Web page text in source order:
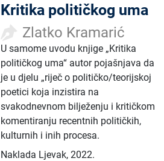
Kritika političkog uma
Zlatko Kramarić
U samome uvodu knjige „Kritika
političkog uma“ autor pojašnjava da
je u djelu „riječ o političko/teorijskoj
poetici koja inzistira na
svakodnevnom bilježenju i kritičkom
komentiranju recentnih političkih,
kulturnih i inih procesa.
Naklada Ljevak,2022.